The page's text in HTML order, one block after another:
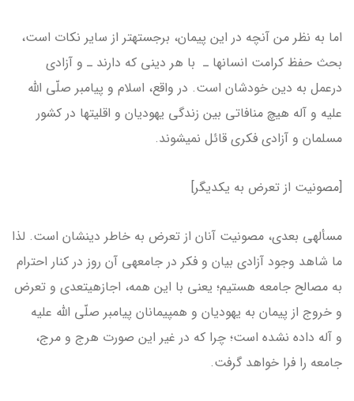
اما به نظر من آنچه در این پیمان، برجسته­تر از سایر نکات است،
بحث حفظ کرامت انسان­ها ـ با هر دینی که دارند ـ و آزادی
درعمل به دین خودشان است. در واقع، اسلام و پیامبر صلّی الله
علیه و آله هیچ منافاتی بین زندگی یهودیان و اقلیت­ها در کشور
مسلمان و آزادی فکری قائل نمی­شوند.
[مصونیت از تعرض به یکدیگر]
مسأله­ی بعدی، مصونیت آنان از تعرض به خاطر دینشان است. لذا
ما شاهد وجود آزادی بیان و فکر در جامعه­ی آن روز در کنار احترام
به مصالح جامعه هستیم؛ یعنی با این همه، اجازه­یتعدی و تعرض
و خروج از پیمان به یهودیان و هم­پیمانان پیامبر صلّی الله علیه
و آله داده نشده است؛ چرا که در غیر این صورت هرج و مرج،
جامعه را فرا خواهد گرفت.